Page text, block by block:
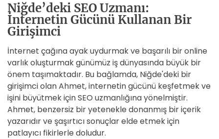
Niğde’deki SEO Uzmanı:
İnternetin Gücünü Kullanan Bir
Girişimci
İnternet çağına ayak uydurmak ve başarılı bir online
varlık oluşturmak günümüz iş dünyasında büyük bir
önem taşımaktadır. Bu bağlamda, Niğde'deki bir
girişimci olan Ahmet, internetin gücünü keşfetmek ve
işini büyütmek için SEO uzmanlığına yönelmiştir.
Ahmet, benzersiz bir yetenekle donanmış bir içerik
yazarıdır ve şaşırtıcı sonuçlar elde etmek için
patlayıcı fikirlerle doludur.